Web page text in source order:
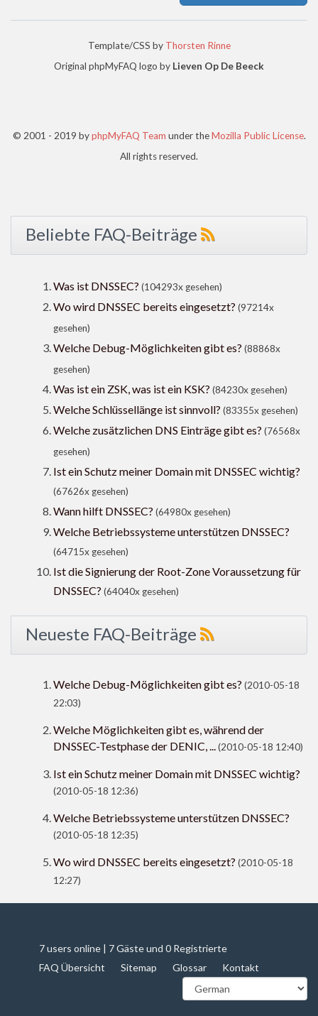
Template/CSS by Thorsten Rinne
Original phpMyFAQ logo by Lieven Op De Beeck
© 2001 - 2019 byphpMyFAQ Team under theMozilla Public License.
All rights reserved.
Beliebte FAQ-Beiträge
Was ist DNSSEC? (104293x gesehen)
Wo wird DNSSEC bereits eingesetzt? (97214x
gesehen)
Welche Debug-Möglichkeiten gibt es? (88868x
gesehen)
Was ist ein ZSK, was ist ein KSK? (84230x gesehen)
Welche Schlüssellänge ist sinnvoll? (83355x gesehen)
Welche zusätzlichen DNS Einträge gibt es? (76568x
gesehen)
Ist ein Schutz meiner Domain mit DNSSEC wichtig?
(67626x gesehen)
Wann hilft DNSSEC? (64980x gesehen)
Welche Betriebssysteme unterstützen DNSSEC?
(64715x gesehen)
Ist die Signierung der Root-Zone Voraussetzung für
DNSSEC? (64040x gesehen)
Neueste FAQ-Beiträge
Welche Debug-Möglichkeiten gibt es? (2010-05-18
22:03)
Welche Möglichkeiten gibt es, während der
DNSSEC-Testphase der DENIC, ...(2010-05-18 12:40)
Ist ein Schutz meiner Domain mit DNSSEC wichtig?
(2010-05-18 12:36)
Welche Betriebssysteme unterstützen DNSSEC?
(2010-05-18 12:35)
Wo wird DNSSEC bereits eingesetzt? (2010-05-18
12:27)
7 users online | 7 Gäste und 0 Registrierte
FAQ Übersicht
Sitemap Glossar Kontakt